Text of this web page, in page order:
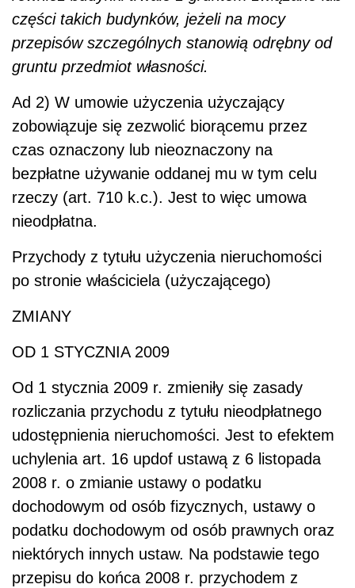
części takich budynków, jeżeli na mocy
przepisów szczególnych stanowią odrębny od
gruntu przedmiot własności.
Ad 2) W umowie użyczenia użyczający
zobowiązuje się zezwolić biorącemu przez
czas oznaczony lub nieoznaczony na
bezpłatne używanie oddanej mu w tym celu
rzeczy (art. 710 k.c.). Jest to więc umowa
nieodpłatna.
Przychody z tytułu użyczenia nieruchomości
po stronie właściciela (użyczającego)
ZMIANY
OD 1 STYCZNIA 2009
Od 1 stycznia 2009 r. zmieniły się zasady
rozliczania przychodu z tytułu nieodpłatnego
udostępnienia nieruchomości. Jest to efektem
uchylenia art. 16 updof ustawą z 6 listopada
2008 r. o zmianie ustawy o podatku
dochodowym od osób fizycznych, ustawy o
podatku dochodowym od osób prawnych oraz
niektórych innych ustaw. Na podstawie tego
przepisu do końca 2008 r. przychodem z